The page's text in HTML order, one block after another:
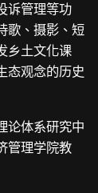
诉管理等功
歌、摄影、短
乡土文化课
态观念的历史
论体系研究中
管理学院教